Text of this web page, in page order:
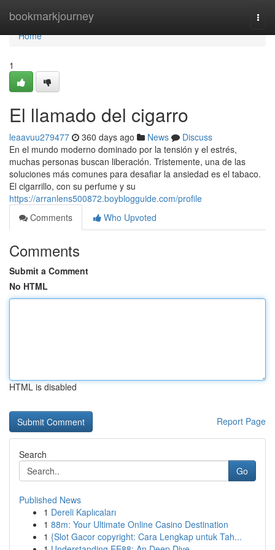
bookmarkjourney
Home
Home
1
El llamado del cigarro
leaavuu279477 360 days ago News
Discuss
En el mundo moderno dominado por la tensión y el estrés,
muchas personas buscan liberación. Tristemente, una de las
soluciones más comunes para desafiar la ansiedad es el tabaco.
El cigarrillo, con su perfume y su
https://arranlens500872.boyblogguide.com/profile
Comments
Who Upvoted
Comments
Submit a Comment
No HTML
HTML is disabled
Report Page
Search
Go
Published News
1 Dereli Kaplıcaları
1 88m: Your Ultimate Online Casino Destination
1 {Slot Gacor copyright: Cara Lengkap untuk Tah...